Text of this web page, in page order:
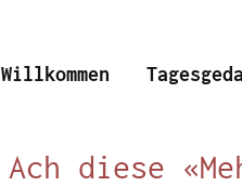
Willkommen
Ach diese